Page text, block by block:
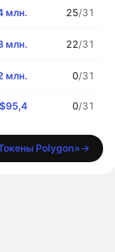
млн. 25/31
млн. 22/31
млн. 0/31
$95,4 0/31
Polygon»